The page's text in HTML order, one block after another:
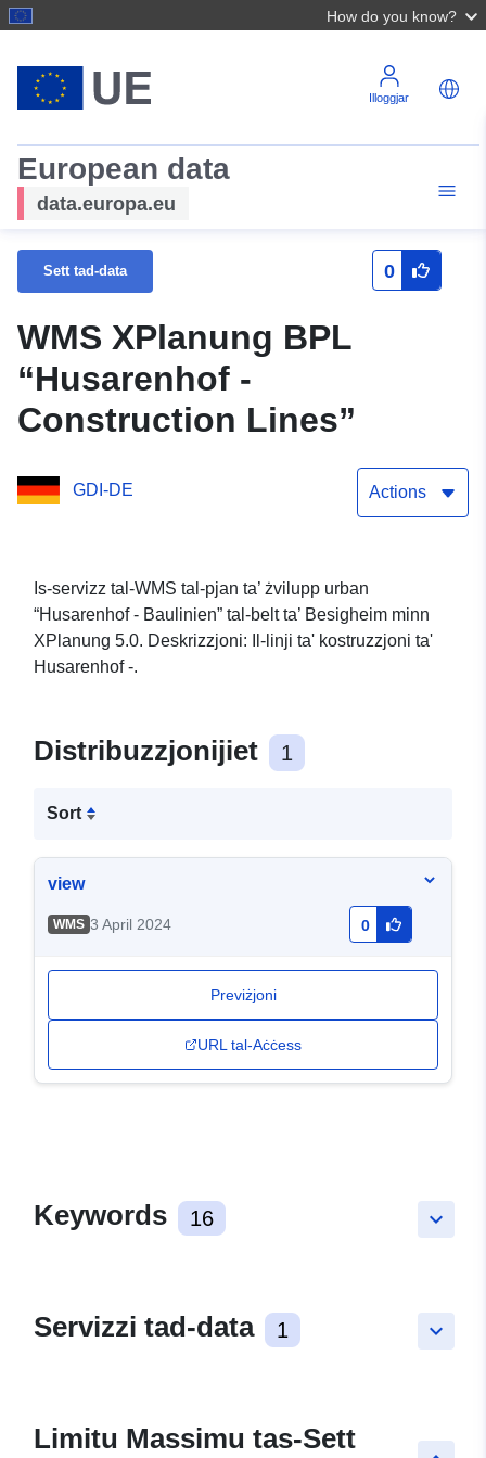
How do you know?
Illoggjar
European data
data.europa.eu
Sett tad-data 0
WMS XPlanung BPL
“Husarenhof -
Construction Lines”
GDI-DE Actions
Is-servizz tal-WMS tal-pjan ta’ żvilupp urban
“Husarenhof - Baulinien” tal-belt ta’ Besigheim minn
XPlanung 5.0. Deskrizzjoni: Il-linji ta' kostruzzjoni ta'
Husarenhof -.
Distribuzzjonijiet 1
Sort
view
WMS 3 April 2024 0
Previżjoni
URL tal-Aċċess
keyboard_arrow_down
Keywords 16
keyboard_arrow_down
Servizzi tad-data 1
Limitu Massimu tas-Sett